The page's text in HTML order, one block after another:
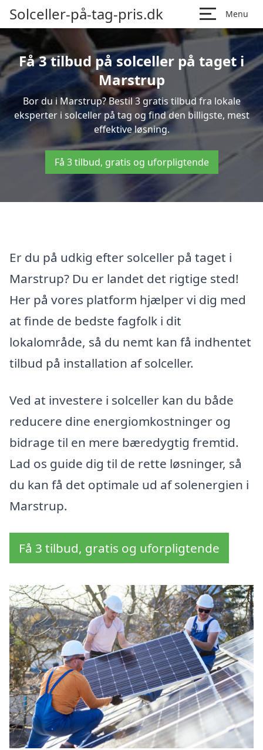
Solceller-på-tag-pris.dk Menu
Få 3 tilbud på solceller på taget i
Marstrup
Bor du i Marstrup? Bestil 3 gratis tilbud fra lokale
eksperter i solceller på tag og find den billigste, mest
effektive løsning.
Få 3 tilbud, gratis og uforpligtende
Er du på udkig efter solceller på taget i
Marstrup? Du er landet det rigtige sted!
Her på vores platform hjælper vi dig med
at finde de bedste fagfolk i dit
lokalområde, så du nemt kan få indhentet
tilbud på installation af solceller.
Ved at investere i solceller kan du både
reducere dine energiomkostninger og
bidrage til en mere bæredygtig fremtid.
Lad os guide dig til de rette løsninger, så
du kan få det optimale ud af solenergien i
Marstrup.
Få 3 tilbud, gratis og uforpligtende